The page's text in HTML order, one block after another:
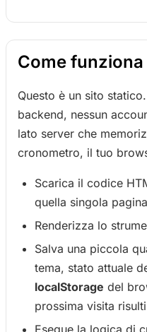
Come
Questo è un sito
backend, nessun
lato server che
cronometro, il tuo
Scarica il codice
quella singola
Renderizza lo
Salva una piccola
tema, stato attuale
localStorage del
prossima visita
Esegue la logica di